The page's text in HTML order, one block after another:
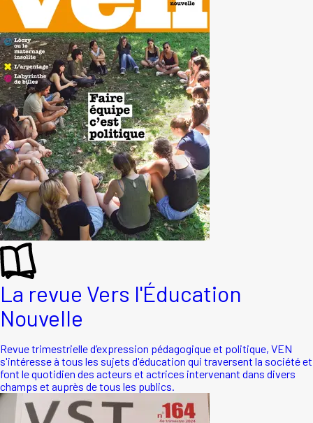
La revue Vers l'Éducation
Nouvelle
Revue trimestrielle d’expression pédagogique et politique, VEN
s'intéresse à tous les sujets d'éducation qui traversent la société et
font le quotidien des acteurs et actrices intervenant dans divers
champs et auprès de tous les publics.